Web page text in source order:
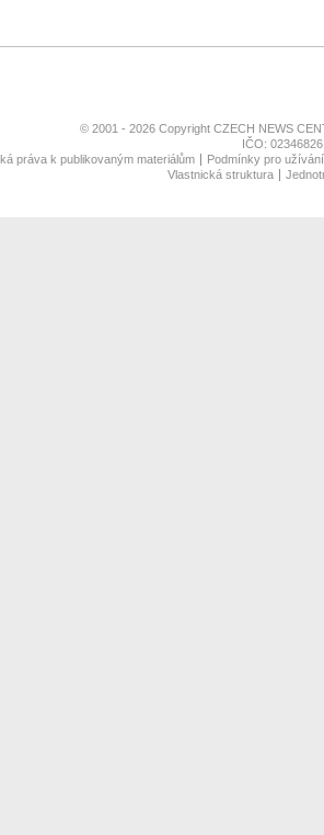
© 2001 - 2026 Copyright CZECH NEWS
IČO:
práva k publikovaným materiálům
Podmínky pro
Vlastnická struktura